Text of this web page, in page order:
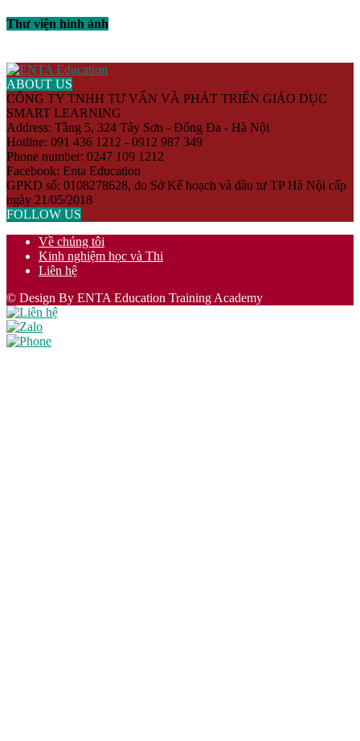
Thư viện hình ảnh
ABOUT US
CÔNG TY TNHH TƯ VẤN VÀ PHÁT TRIỂN GIÁO DỤC
SMART LEARNING
Address: Tầng 5, 324 Tây Sơn - Đống Đa - Hà Nội
Hotline: 091 436 1212 - 0912 987 349
Phone number: 0247 109 1212
Facebook: Enta Education
GPKD số: 0108278628, do Sở Kế hoạch và đầu tư TP Hà Nội cấp
ngày 21/05/2018
FOLLOW US
Về chúng tôi
Kinh nghiệm học và Thi
Liên hệ
© Design By ENTA Education Training Academy